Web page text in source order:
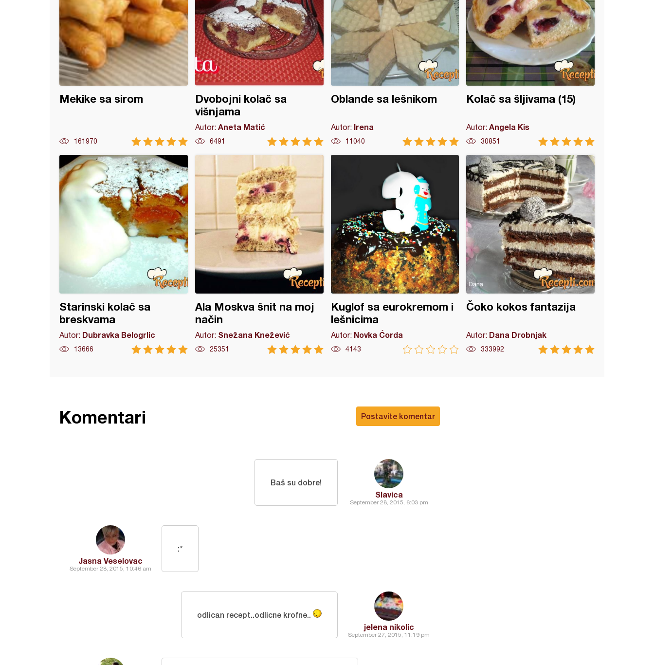
Mekike sa sirom
161970
Dvobojni kolač sa
višnjama
Autor: Aneta Matić
6491
Oblande sa lešnikom
Autor: Irena
11040
Kolač sa šljivama (15)
Autor:Angela Kis
30851
Starinski kolač sa
breskvama
Autor: Dubravka Belogrlic
13666
Ala Moskva šnit na moj
način
Autor: Snežana Knežević
25351
Kuglof sa eurokremom i
lešnicima
Autor: Novka Ćorda
4143
Čoko kokos fantazija
Autor: Dana Drobnjak
333992
Postavite komentar
Komentari
Slavica
September 28, 2015, 6:03 pm
Baš su dobre!
Jasna Veselovac
September 28, 2015, 10:46 am
:*
jelena nikolic
September 27, 2015, 11:19 pm
odlican recept..odlicne krofne..